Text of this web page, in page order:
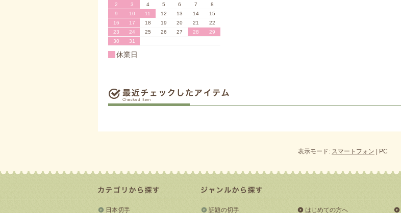
2
3 4 5 6 7
8
9
10 11 12 13 14
15
16
17 18 19 20 21
22
23
24 25 26 27 28
29
30
31
休業日
表示モード: スマートフォン | PC
日本切手 話題の切手 はじめての方へ